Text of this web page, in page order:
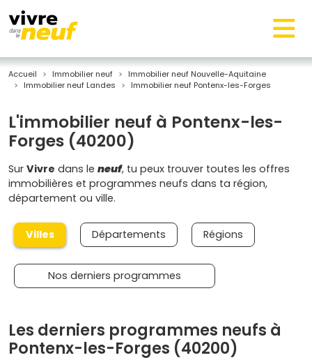
Accueil Immobilier neuf
Immobilier neuf Nouvelle-Aquitaine
Immobilier neuf Landes
Immobilier neuf Pontenx-les-Forges
L'immobilier neuf à Pontenx-les-
Forges (40200)
Sur Vivre dans le neuf, tu peux trouver toutes les offres
immobilières et programmes neufs dans ta région,
département ou ville.
Villes Départements Régions
Nos derniers programmes
Les derniers programmes neufs à
Pontenx-les-Forges (40200)